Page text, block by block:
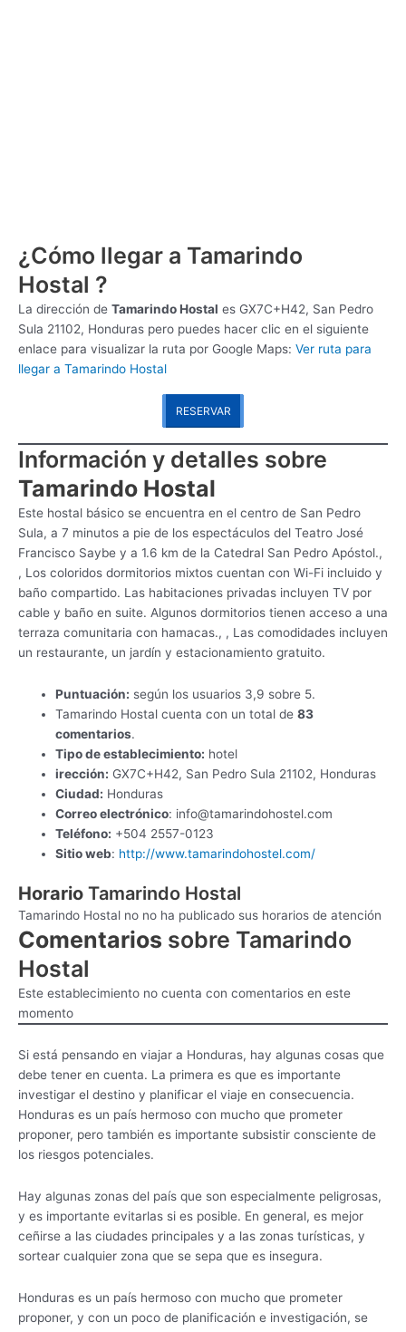
¿Cómo llegar a Tamarindo
Hostal ?
La dirección de Tamarindo Hostal es GX7C+H42, San Pedro
Sula 21102, Honduras pero puedes hacer clic en el siguiente
enlace para visualizar la ruta por Google Maps: Ver ruta para
llegar a Tamarindo Hostal
RESERVAR
Información y detalles sobre
Tamarindo Hostal
Este hostal básico se encuentra en el centro de San Pedro
Sula, a 7 minutos a pie de los espectáculos del Teatro José
Francisco Saybe y a 1.6 km de la Catedral San Pedro Apóstol.,
, Los coloridos dormitorios mixtos cuentan con Wi-Fi incluido y
baño compartido. Las habitaciones privadas incluyen TV por
cable y baño en suite. Algunos dormitorios tienen acceso a una
terraza comunitaria con hamacas., , Las comodidades incluyen
un restaurante, un jardín y estacionamiento gratuito.
Puntuación: según los usuarios 3,9 sobre 5.
Tamarindo Hostal cuenta con un total de83
comentarios.
Tipo de establecimiento: hotel
irección: GX7C+H42, San Pedro Sula 21102, Honduras
Ciudad: Honduras
Correo electrónico: info@tamarindohostel.com
Teléfono: +504 2557-0123
Sitio web: http://www.tamarindohostel.com/
Horario Tamarindo Hostal
Tamarindo Hostal no no ha publicado sus horarios de atención
Comentarios sobre Tamarindo
Hostal
Este establecimiento no cuenta con comentarios en este
momento
Si está pensando en viajar a Honduras, hay algunas cosas que
debe tener en cuenta. La primera es que es importante
investigar el destino y planificar el viaje en consecuencia.
Honduras es un país hermoso con mucho que prometer
proponer, pero también es importante subsistir consciente de
los riesgos potenciales.
Hay algunas zonas del país que son especialmente peligrosas,
y es importante evitarlas si es posible. En general, es mejor
ceñirse a las ciudades principales y a las zonas turísticas, y
sortear cualquier zona que se sepa que es insegura.
Honduras es un país hermoso con mucho que prometer
proponer, y con un poco de planificación e investigación, se